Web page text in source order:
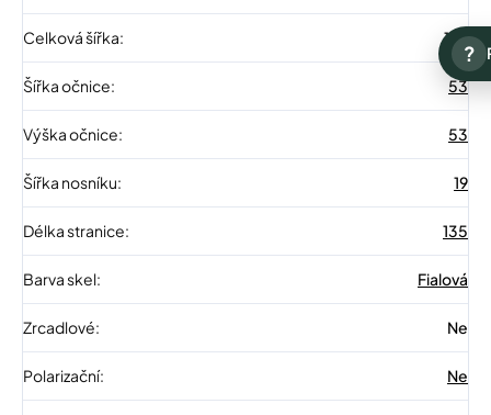
Celková šířka: 139
Šířka očnice: 53
Výška očnice: 53
Šířka nosníku: 19
Délka stranice: 135
Barva skel: Fialová
Zrcadlové: Ne
Polarizační: Ne
?